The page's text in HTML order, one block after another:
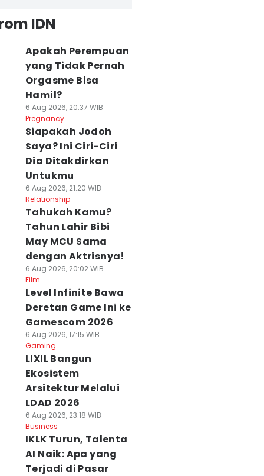
IDN
Apakah Perempuan
yang Tidak Pernah
Orgasme Bisa
Hamil?
6 Aug 2026, 20:37 WIB
Pregnancy
Siapakah Jodoh
Saya? Ini Ciri-Ciri
Dia Ditakdirkan
Untukmu
6 Aug 2026, 21:20 WIB
Relationship
Tahukah Kamu?
Tahun Lahir Bibi
May MCU Sama
dengan Aktrisnya!
6 Aug 2026, 20:02 WIB
Film
Level Infinite Bawa
Deretan Game Ini ke
Gamescom 2026
6 Aug 2026, 17:15 WIB
Gaming
LIXIL Bangun
Ekosistem
Arsitektur Melalui
LDAD 2026
6 Aug 2026, 23:18 WIB
Business
IKLK Turun, Talenta
AI Naik: Apa yang
Terjadi di Pasar